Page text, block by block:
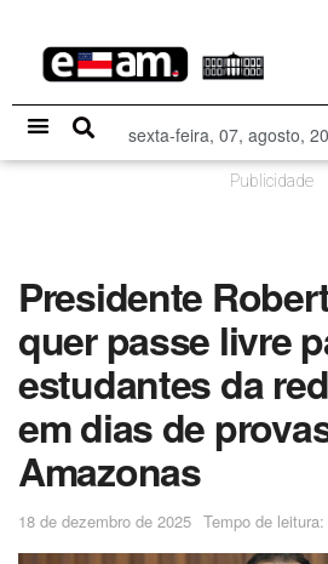
sexta-feira, 07, agosto,
Publicidade
Presidente
quer passe livre
estudantes da
em dias de
Amazonas
18 de dezembro de 2025 Tempo de